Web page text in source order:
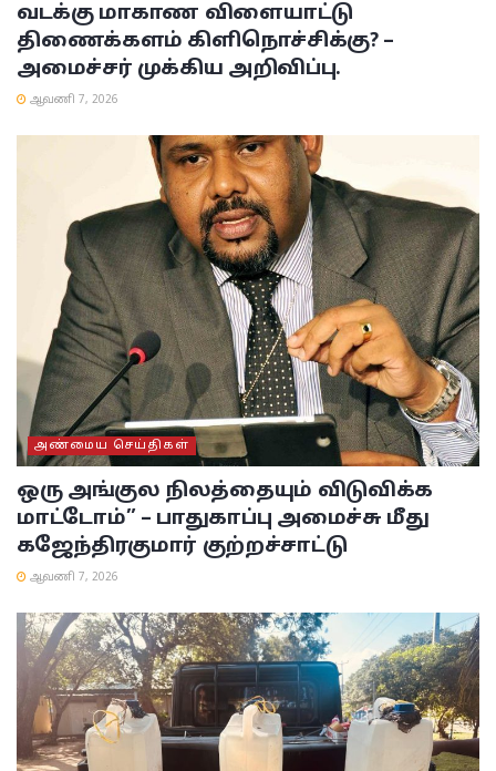
வடக்கு மாகாண விளையாட்டு
திணைக்களம் கிளிநொச்சிக்கு? –
அமைச்சர் முக்கிய அறிவிப்பு.
ஆவணி 7, 2026
அண்மைய செய்திகள்
ஒரு அங்குல நிலத்தையும் விடுவிக்க
மாட்டோம்” – பாதுகாப்பு அமைச்சு மீது
கஜேந்திரகுமார் குற்றச்சாட்டு
ஆவணி 7, 2026